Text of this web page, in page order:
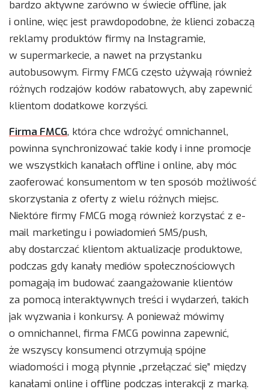
bardzo aktywne zarówno w świecie offline, jak
i online, więc jest prawdopodobne, że klienci zobaczą
reklamy produktów firmy na Instagramie,
w supermarkecie, a nawet na przystanku
autobusowym. Firmy FMCG często używają również
różnych rodzajów kodów rabatowych, aby zapewnić
klientom dodatkowe korzyści.
Firma FMCG, która chce wdrożyć omnichannel,
powinna synchronizować takie kody i inne promocje
we wszystkich kanałach offline i online, aby móc
zaoferować konsumentom w ten sposób możliwość
skorzystania z oferty z wielu różnych miejsc.
Niektóre firmy FMCG mogą również korzystać z e-
mail marketingu i powiadomień SMS/push,
aby dostarczać klientom aktualizacje produktowe,
podczas gdy kanały mediów społecznościowych
pomagają im budować zaangażowanie klientów
za pomocą interaktywnych treści i wydarzeń, takich
jak wyzwania i konkursy. A ponieważ mówimy
o omnichannel, firma FMCG powinna zapewnić,
że wszyscy konsumenci otrzymują spójne
wiadomości i mogą płynnie „przełączać się” między
kanałami online i offline podczas interakcji z marką.